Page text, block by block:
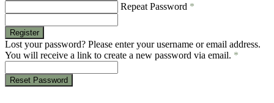
Repeat Password *
Register
Lost your password? Please enter your username or email address.
You will receive a link to create a new password via email. *
Reset Password